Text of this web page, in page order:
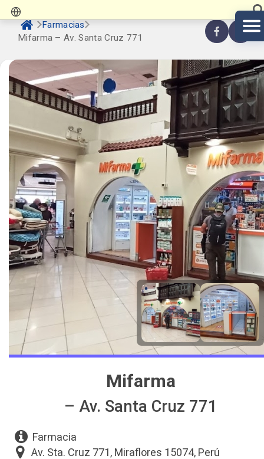
Farmacias
Mifarma – Av. Santa Cruz 771
Mifarma
– Av. Santa Cruz 771
Farmacia
Av. Sta. Cruz 771, Miraflores 15074, Perú